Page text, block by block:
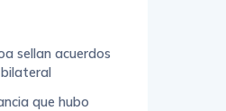
sellan acuerdos
que hubo